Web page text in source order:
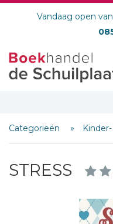
Vandaag open
Categorieën
STRESS